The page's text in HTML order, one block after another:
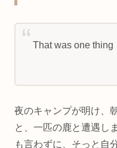
That was one thing
夜のキャンプが明け、
と、一匹の鹿と遭遇し
も言わずに、そっと自